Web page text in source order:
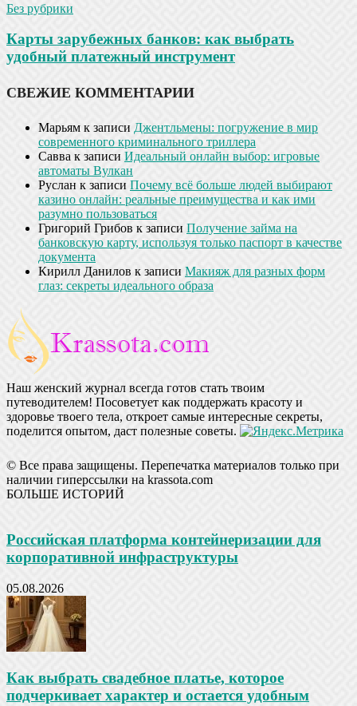
Без рубрики
Карты зарубежных банков: как выбрать
удобный платежный инструмент
СВЕЖИЕ КОММЕНТАРИИ
Марьям к записи Джентльмены: погружение в мир
современного криминального триллера
Савва к записи Идеальный онлайн выбор: игровые
автоматы Вулкан
Руслан к записи Почему всё больше людей выбирают
казино онлайн: реальные преимущества и как ими
разумно пользоваться
Григорий Грибов к записи Получение займа на
банковскую карту, используя только паспорт в качестве
документа
Кирилл Данилов к записи Макияж для разных форм
глаз: секреты идеального образа
Наш женский журнал всегда готов стать твоим
путеводителем! Посоветует как поддержать красоту и
здоровье твоего тела, откроет самые интересные секреты,
поделится опытом, даст полезные советы.
© Все права защищены. Перепечатка материалов только при
наличии гиперссылки на krassota.com
БОЛЬШЕ ИСТОРИЙ
Российская платформа контейнеризации для
корпоративной инфраструктуры
05.08.2026
Как выбрать свадебное платье, которое
подчеркивает характер и остается удобным